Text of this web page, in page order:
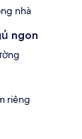
nhà
ngon
riêng